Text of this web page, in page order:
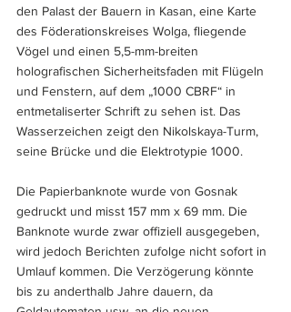
den Palast der Bauern in Kasan, eine Karte
des Föderationskreises Wolga, fliegende
Vögel und einen 5,5-mm-breiten
holografischen Sicherheitsfaden mit Flügeln
und Fenstern, auf dem „1000 CBRF“ in
entmetaliserter Schrift zu sehen ist. Das
Wasserzeichen zeigt den Nikolskaya-Turm,
seine Brücke und die Elektrotypie 1000.
Die Papierbanknote wurde von Gosnak
gedruckt und misst 157 mm x 69 mm. Die
Banknote wurde zwar offiziell ausgegeben,
wird jedoch Berichten zufolge nicht sofort in
Umlauf kommen. Die Verzögerung könnte
bis zu anderthalb Jahre dauern, da